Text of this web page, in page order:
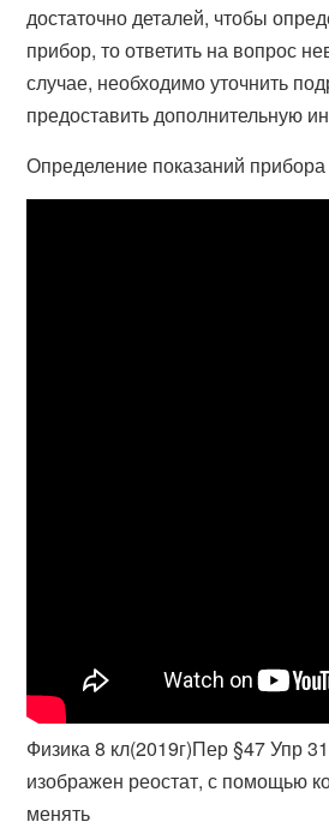
достаточно деталей, чтобы
прибор, то ответить на вопрос
случае, необходимо уточнить
предоставить дополнительную
Определение показаний прибора
Физика 8 кл(2019г)Пер §47 Упр
изображен реостат, с помощью
менять